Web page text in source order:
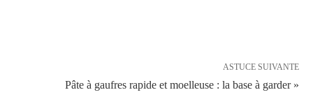
ASTUCE SUIVANTE
Pâte à gaufres rapide et moelleuse : la base à garder »